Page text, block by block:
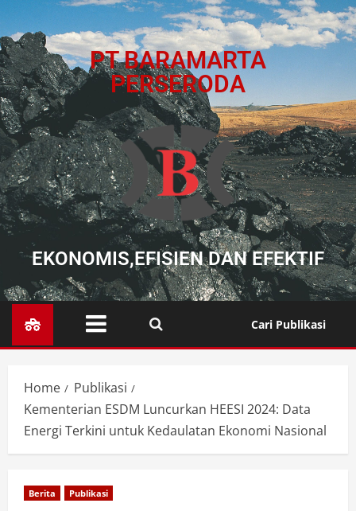
PT BARAMARTA
PERSERODA
EKONOMIS,EFISIEN DAN EFEKTIF
Cari Publikasi
Home
Publikasi
Kementerian ESDM Luncurkan HEESI 2024: Data
Energi Terkini untuk Kedaulatan Ekonomi Nasional
Berita Publikasi